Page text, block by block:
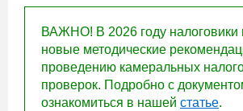
ВАЖНО! В 2026 году налоговики
новые методические
проведению камеральных
проверок. Подробно с
ознакомиться в нашей статье.